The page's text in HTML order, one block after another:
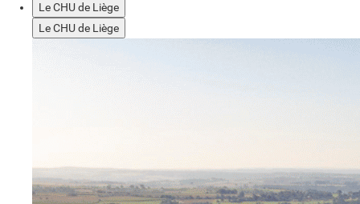
Le CHU de Liège
Le CHU de Liège